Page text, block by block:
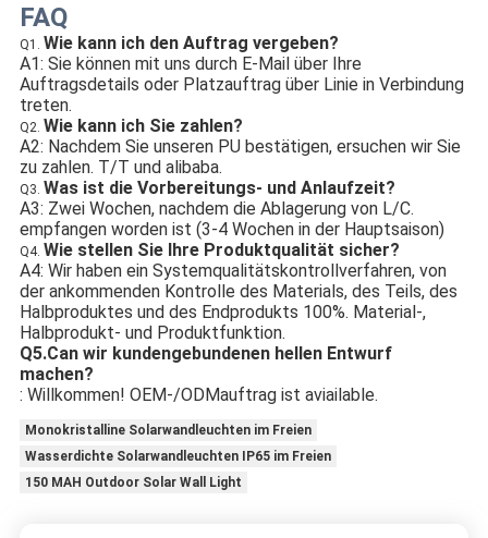
FAQ
Q1. Wie kann ich den Auftrag vergeben?
A1: Sie können mit uns durch E-Mail über Ihre
Auftragsdetails oder Platzauftrag über Linie in Verbindung
treten.
Q2. Wie kann ich Sie zahlen?
A2: Nachdem Sie unseren PU bestätigen, ersuchen wir Sie
zu zahlen. T/T und alibaba.
Q3. Was ist die Vorbereitungs- und Anlaufzeit?
A3: Zwei Wochen, nachdem die Ablagerung von L/C.
empfangen worden ist (3-4 Wochen in der Hauptsaison)
Q4. Wie stellen Sie Ihre Produktqualität sicher?
A4: Wir haben ein Systemqualitätskontrollverfahren, von
der ankommenden Kontrolle des Materials, des Teils, des
Halbproduktes und des Endprodukts 100%. Material-,
Halbprodukt- und Produktfunktion.
Q5.Can wir kundengebundenen hellen Entwurf
machen?
: Willkommen! OEM-/ODMauftrag ist aviailable.
Monokristalline Solarwandleuchten im Freien
Wasserdichte Solarwandleuchten IP65 im Freien
150 MAH Outdoor Solar Wall Light